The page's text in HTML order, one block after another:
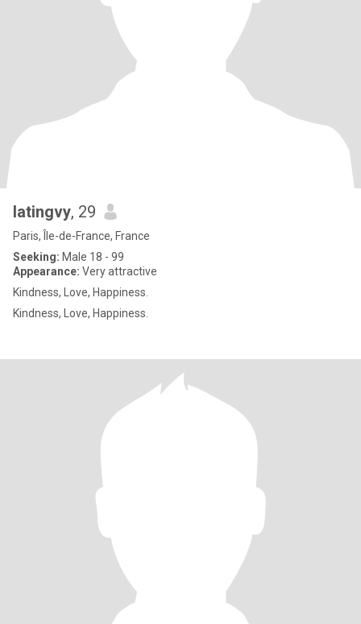
latingvy, 29
Paris, Île-de-France, France
Seeking: Male 18 - 99
Appearance: Very attractive
Kindness, Love, Happiness.
Kindness, Love, Happiness.